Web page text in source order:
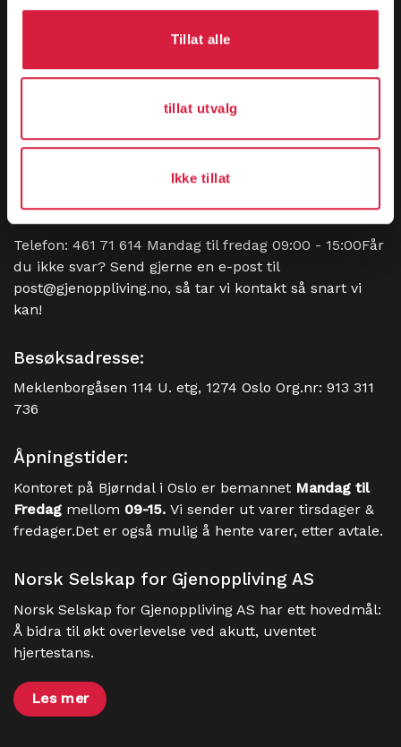
Tillat alle
tillat utvalg
Ikke tillat
Kurs informasjon
Om oss
Kundesenter:
Telefon: 461 71 614 Mandag til fredag 09:00 - 15:00Får
du ikke svar? Send gjerne en e-post til
post@gjenoppliving.no, så tar vi kontakt så snart vi
kan!
Besøksadresse:
Meklenborgåsen 114 U. etg, 1274 Oslo Org.nr: 913 311
736
Åpningstider:
Kontoret på Bjørndal i Oslo er bemannet Mandag til
Fredag mellom 09-15. Vi sender ut varer tirsdager &
fredager.Det er også mulig å hente varer, etter avtale.
Norsk Selskap for Gjenoppliving AS
Norsk Selskap for Gjenoppliving AS har ett hovedmål:
Å bidra til økt overlevelse ved akutt, uventet
hjertestans.
Les mer